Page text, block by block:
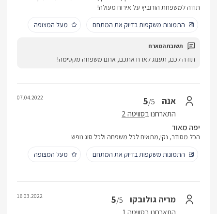
תודה למשפחת הורוביץ על אירוח מעולה!
התמונות משקפות בדיוק את המתחם
מעל המצופה
תודה לכם, תענוג לארח אתכם, אתם משפחה מקסימה!
אנה 5/5
התארחנו בסוויטה 2
07.04.2022
יפה מאוד
הכל מסודר, נקי,מתאים לכל משפחה ולכל סוג נופש
התמונות משקפות בדיוק את המתחם
מעל המצופה
מריה גולובקו 5/5
16.03.2022